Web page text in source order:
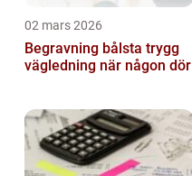
02 mars 2026
Begravning bålsta trygg
vägledning när någon dör